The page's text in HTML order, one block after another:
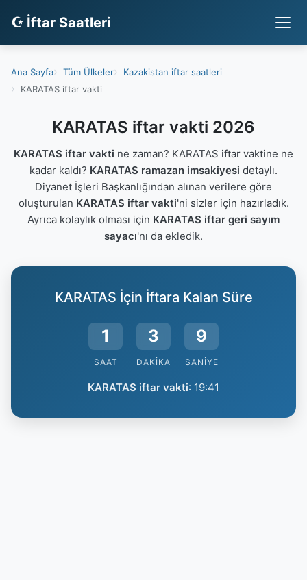
☪ İftar Saatleri
Ana Sayfa Tüm Ülkeler
Kazakistan iftar saatleri
KARATAS iftar vakti
KARATAS iftar vakti 2026
KARATAS iftar vakti ne zaman? KARATAS iftar vaktine ne
kadar kaldı? KARATAS ramazan imsakiyesi detaylı.
Diyanet İşleri Başkanlığından alınan verilere göre
oluşturulan KARATAS iftar vakti'ni sizler için hazırladık.
Ayrıca kolaylık olması için KARATAS iftar geri sayım
sayacı'nı da ekledik.
KARATAS İçin İftara Kalan Süre
1
SAAT
3
DAKIKA
9
SANIYE
KARATAS iftar vakti: 19:41